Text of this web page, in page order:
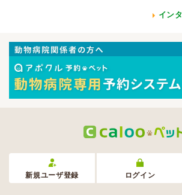
イン
新規ユーザ登録 ログイン